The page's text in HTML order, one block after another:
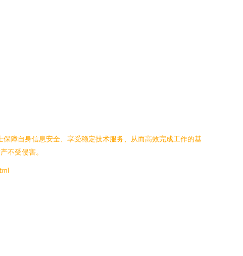
障自身信息安全、享受稳定技术服务、从而高效完成工作的基
不受侵害。